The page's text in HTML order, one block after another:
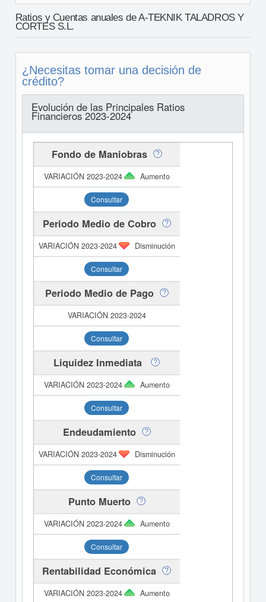
Ratios y Cuentas anuales de A-TEKNIK TALADROS Y
CORTES S.L.
¿Necesitas tomar una decisión de
crédito?
Evolución de las Principales Ratios
Financieros 2023-2024
Fondo de Maniobras
Aumento
Consultar
Periodo Medio de Cobro
Disminución
Consultar
Periodo Medio de Pago
Consultar
Liquidez Inmediata
Aumento
Consultar
Endeudamiento
Disminución
Consultar
Punto Muerto
Aumento
Consultar
Rentabilidad Económica
Aumento